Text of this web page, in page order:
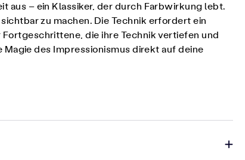
aus – ein Klassiker, der durch Farbwirkung lebt.
zu machen. Die Technik erfordert ein
die ihre Technik vertiefen und
des Impressionismus direkt auf deine